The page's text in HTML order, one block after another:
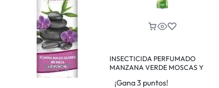
INSECTICIDA PERFUMADO
MANZANA VERDE MOSCAS Y
¡Gana 3 puntos!